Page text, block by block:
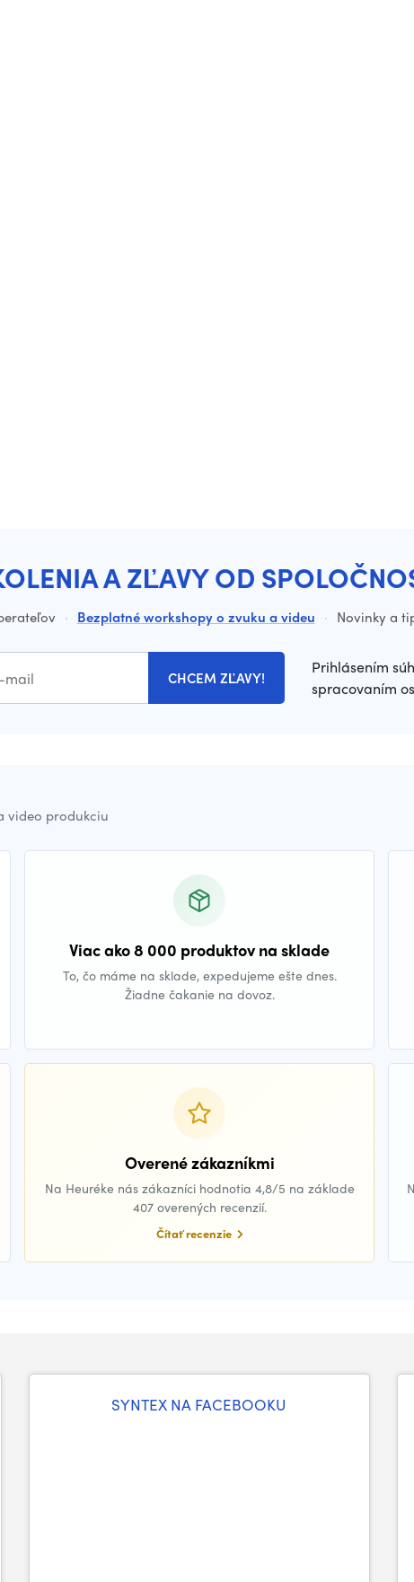
A ZĽAVY OD
· Bezplatné workshopy o zvuku a videu · Novinky a
CHCEM ZĽAVY!
Prihlásením
spracovaním
video produkciu
Viac ako 8 000 produktov na sklade
To, čo máme na sklade, expedujeme ešte dnes.
Žiadne čakanie na dovoz.
Overené zákazníkmi
Na Heuréke nás zákazníci hodnotia 4,8/5 na základe
407 overených recenzií.
Čítať recenzie
SYNTEX NA FACEBOOKU